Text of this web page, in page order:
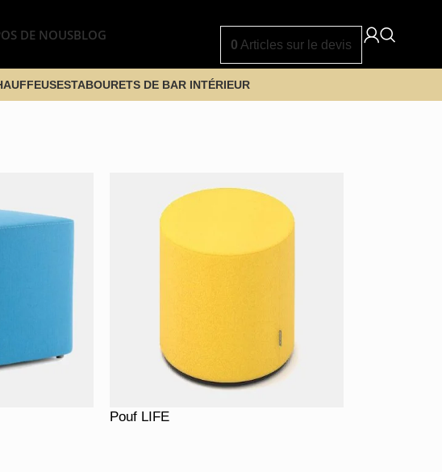
DE NOUSBLOG
0 Articles sur le devis
TABOURETS DE BAR INTÉRIEUR
Pouf LIFE